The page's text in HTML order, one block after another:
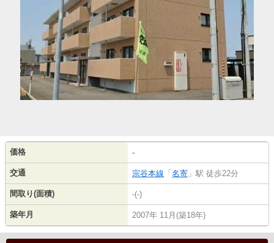
価格 -
交通 宗谷本線 「 名寄 」駅 徒歩22分
間取り(面積) -(-)
築年月 2007年 11月(築18年)